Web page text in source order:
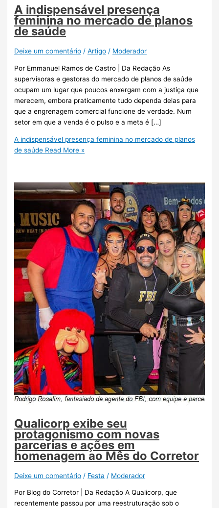
A indispensável presença
feminina no mercado de planos
de saúde
Deixe um comentário /Artigo / Moderador
Por Emmanuel Ramos de Castro | Da Redação As
supervisoras e gestoras do mercado de planos de saúde
ocupam um lugar que poucos enxergam com a justiça que
merecem, embora praticamente tudo dependa delas para
que a engrenagem comercial funcione de verdade. Num
setor em que a venda é o pulso e a meta é […]
A indispensável presença feminina no mercado de planos
de saúde Read More »
Qualicorp exibe seu
protagonismo com novas
parcerias e ações em
homenagem ao Mês do Corretor
Deixe um comentário / Festa / Moderador
Por Blog do Corretor | Da Redação A Qualicorp, que
recentemente passou por uma reestruturação sob o